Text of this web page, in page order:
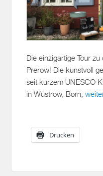
Die einzigartige Tour
seit kurzem UNESCO
in Wustrow, Born,